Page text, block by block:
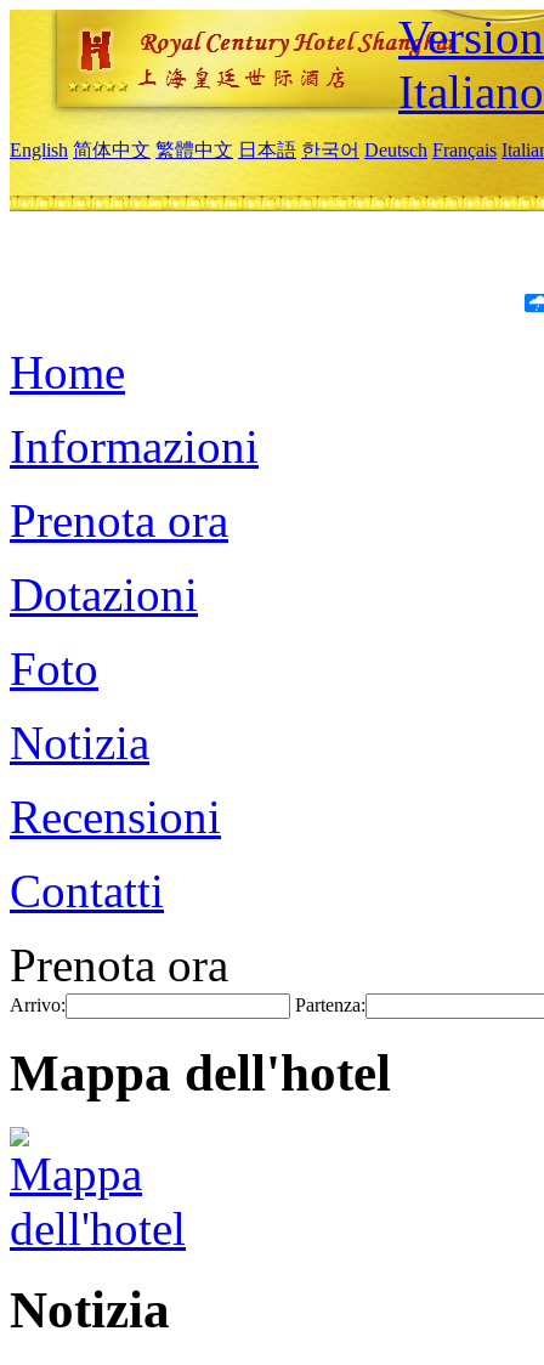
Italiano
English 简体中文 繁體中文 日本語 한국어 Deutsch Français
Home
Informazioni
Prenota ora
Dotazioni
Foto
Notizia
Recensioni
Contatti
Prenota ora
Arrivo: Partenza:
Mappa dell'hotel
Notizia